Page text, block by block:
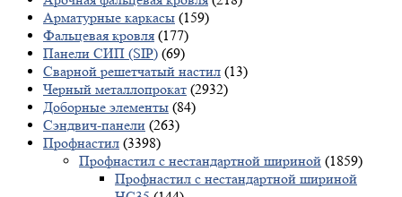
Арматурные каркасы (159)
Фальцевая кровля (177)
Панели СИП (SIP) (69)
Сварной решетчатый настил (13)
Черный металлопрокат (2932)
Доборные элементы (84)
Сэндвич-панели (263)
Профнастил (3398)
Профнастил с нестандартной шириной (1859)
Профнастил с нестандартной шириной